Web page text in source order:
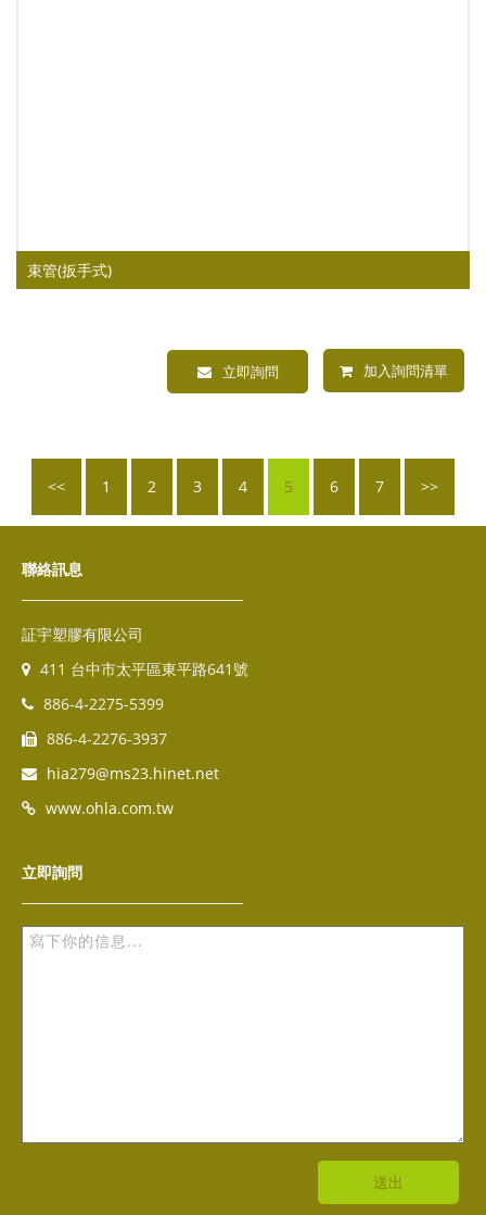
束管(扳手式)
立即詢問 加入詢問清單
<< 1 2 3 4 5 6 7 >>
聯絡訊息
証宇塑膠有限公司
411 台中市太平區東平路641號
886-4-2275-5399
886-4-2276-3937
hia279@ms23.hinet.net
www.ohla.com.tw
立即詢問
送出